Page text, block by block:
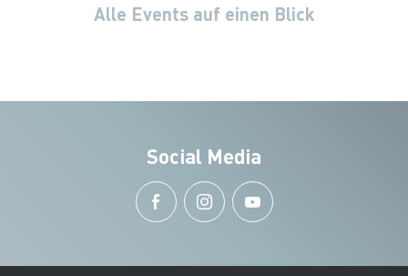
Alle Events auf einen Blick
Social Media